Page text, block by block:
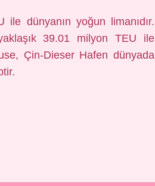
dünyanın yoğun limanıdır.
39.01 milyon TEU ile
Çin-Dieser Hafen dünyada